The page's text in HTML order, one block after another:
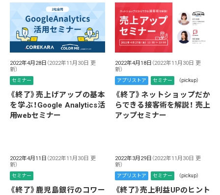
2022年4月28日 （2022年11月30日 更
新）
セミナー
《終了》売上げアップの基本
を学ぶ！Google Analytics活
用webセミナー
2022年4月18日 （2022年11月30日 更
新）
アプリストア セミナー （pickup）
《終了》ネットショップだか
らできる接客術を解説！ 売上
アップセミナー
2022年4月11日 （2022年11月30日 更
新）
セミナー
《終了》鹿児島銀行のコワー
2022年3月29日 （2022年11月30日 更
新）
アプリストア セミナー （pickup）
《終了》売上利益UPのヒント